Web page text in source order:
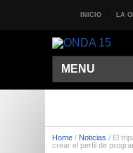
INICIO LA
MENU
Home / Noticias / El
crear el perfil de